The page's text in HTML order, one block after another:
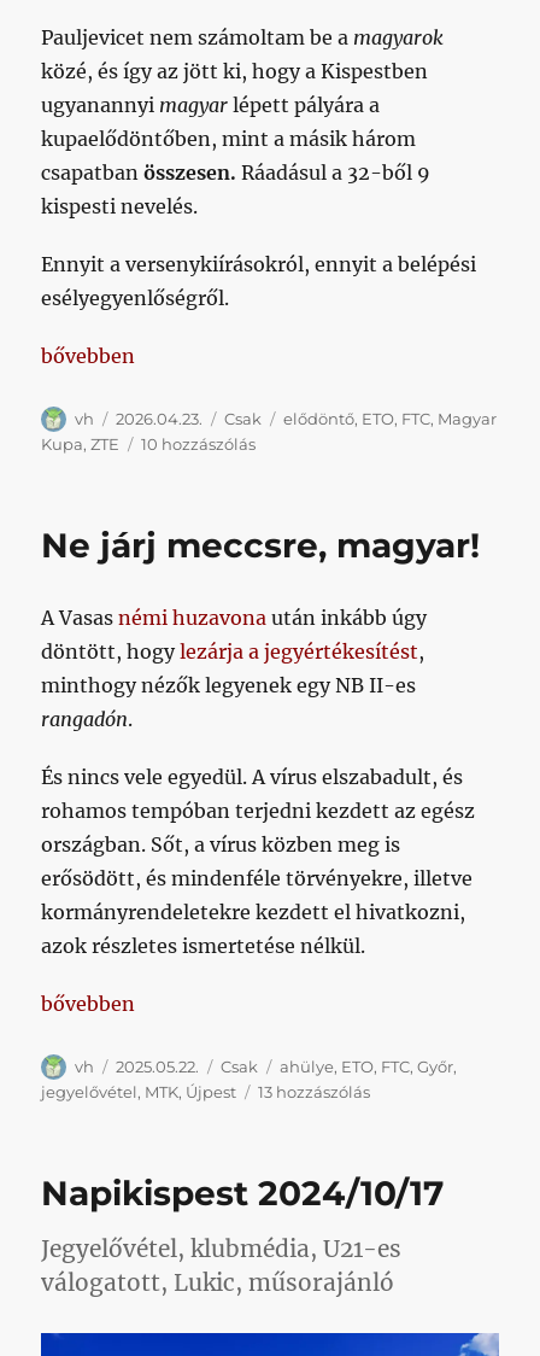
Pauljevicet nem számoltam be a magyarok
közé, és így az jött ki, hogy a Kispestben
ugyanannyi magyar lépett pályára a
kupaelődöntőben, mint a másik három
csapatbanösszesen. Ráadásul a 32-ből 9
kispesti nevelés.
Ennyit a versenykiírásokról, ennyit a belépési
esélyegyenlőségről.
„16-16”
bővebben
Szerző
vh Közzétéve
2026.04.23. Kategória
Csak Címke
elődöntő, ETO, FTC, Magyar
Kupa,ZTE 10 hozzászólás16-
Ne járj meccsre, magyar!
A Vasasnémi huzavona után inkább úgy
döntött, hogylezárja a jegyértékesítést,
minthogy nézők legyenek egy NB II-es
rangadón.
És nincs vele egyedül. A vírus elszabadult, és
rohamos tempóban terjedni kezdett az egész
országban. Sőt, a vírus közben meg is
erősödött, és mindenféle törvényekre, illetve
kormányrendeletekre kezdett el hivatkozni,
azok részletes ismertetése nélkül.
„Ne járj meccsre, magyar!”
bővebben
Szerző
vh Közzétéve
2025.05.22. Kategória
Csak Címke
ahülye, ETO, FTC,Győr,
jegyelővétel, MTK, Újpest 13 hozzászólásNe
című
Napikispest 2024/10/17
Jegyelővétel, klubmédia, U21-es
válogatott, Lukic, műsorajánló